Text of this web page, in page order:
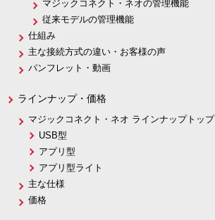
マジックコネクト・ネオの管理機能
従来モデルの管理機能
仕組み
主な接続方式の違い・お客様の声
パンフレット・動画
ラインナップ・価格
マジックコネクト・ネオ ラインナップトップ
USB型
アプリ型
アプリ型ライト
主な仕様
価格